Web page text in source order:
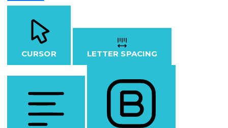
CURSOR LETTER SPACING